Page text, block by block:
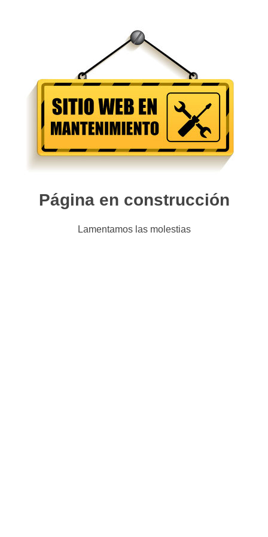
Página en construcción
Lamentamos las molestias